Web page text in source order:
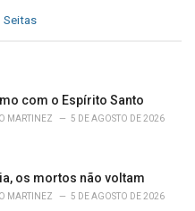
Seitas
com o Espírito Santo
MARTINEZ 5 DE AGOSTO DE 2026
os mortos não voltam
MARTINEZ 5 DE AGOSTO DE 2026